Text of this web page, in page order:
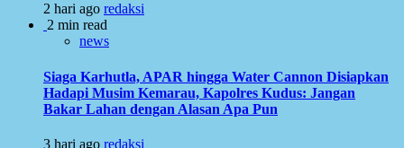
2 hari ago redaksi
2 min read
news
Siaga Karhutla, APAR hingga Water Cannon Disiapkan
Hadapi Musim Kemarau, Kapolres Kudus: Jangan
Bakar Lahan dengan Alasan Apa Pun
3 hari ago redaksi